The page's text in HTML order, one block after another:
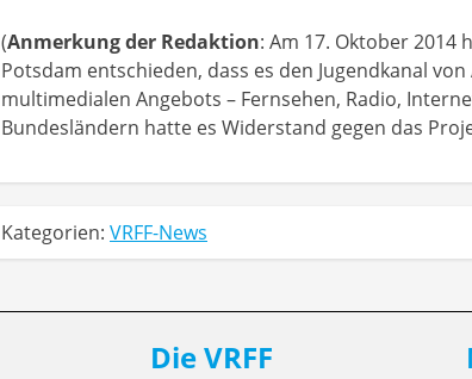
(Anmerkung der Redaktion: Am 17. Oktober
Potsdam entschieden, dass es den Jugendkanal
multimedialen Angebots – Fernsehen, Radio,
Bundesländern hatte es Widerstand gegen das
Kategorien: VRFF-News
Die VRFF